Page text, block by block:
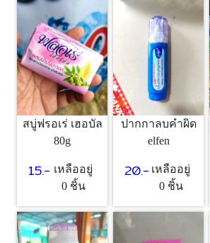
สบู่ฟรอเร่ เฮอบัล
80g
15.- เหลืออยู่
0 ชิ้น
ปากกาลบคำผิด
elfen
20.- เหลืออยู่
0 ชิ้น